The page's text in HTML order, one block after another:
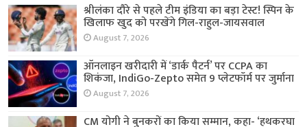
श्रीलंका दौरे से पहले टीम इंडिया का बड़ा टेस्ट! स्पिन के
खिलाफ खुद को परखेंगे गिल-राहुल-जायसवाल
August 7, 2026
ऑनलाइन खरीदारी में ‘डार्क पैटर्न’ पर CCPA का
शिकंजा, IndiGo-Zepto समेत 9 प्लेटफॉर्म पर जुर्माना
August 7, 2026
CM योगी ने बुनकरों का किया सम्मान, कहा- ‘हथकरघा